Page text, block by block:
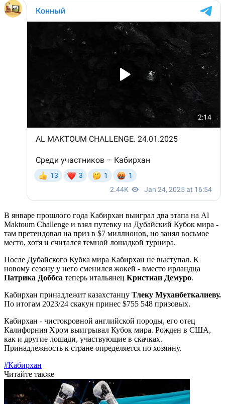
В январе прошлого года Кабирхан выиграл два этапа на Al
Maktoum Challenge и взял путевку на Дубайский Кубок мира -
там претендовал на приз в $7 миллионов, но занял восьмое
место, хотя и считался темной лошадкой турнира.
После Дубайского Кубка мира Кабирхан не выступал. К
новому сезону у него сменился жокей - вместо ирландца
Патрика Доббса теперь итальянец Кристиан Демуро.
Кабирхан принадлежит казахстанцу Тлеку Муханбеткалиеву.
По итогам 2023/24 скакун принес $755 548 призовых.
Кабирхан - чистокровной английской породы, его отец
Калифорния Хром выигрывал Кубок мира. Рожден в США,
как и другие лошади, участвующие в скачках.
Принадлежность к стране определяется по хозяину.
#Кабирхан
Читайте также